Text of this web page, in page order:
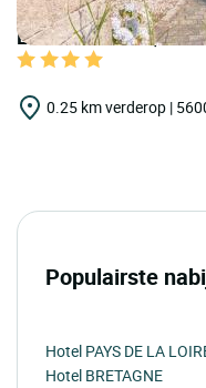
LOGIS HOTELS |
0.25 km verderop |
Populairste
Hotel PAYS DE LA
Hotel BRETAGNE